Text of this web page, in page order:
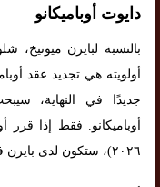
دايوت أوباميكانو
بالنسبة لبايرن
أولويته هي تجديد عقد
جديدًا في النهاية،
أوباميكانو. فقط إذا قرر
٢٠٢٦)، ستكون لدى بايرن فرصة للتعاقد مع شلوتربيك.